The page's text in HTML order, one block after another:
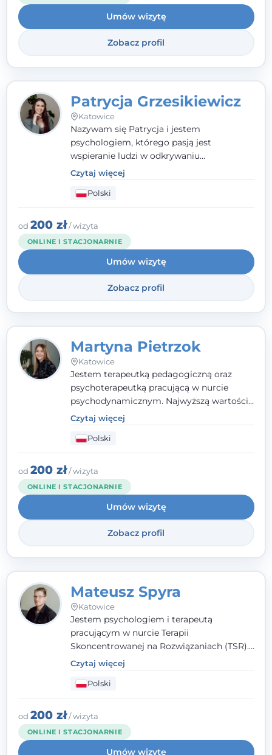
Umów wizytę
Zobacz profil
Patrycja Grzesikiewicz
Katowice
Nazywam się Patrycja i jestem
psychologiem, którego pasją jest
wspieranie ludzi w odkrywaniu
wewnętrznej siły i radzeniu sobie z
codziennymi trudnościami. Pracuję w
nurcie poznawczo-behawioralnym, oferując
indywidualne podejście pełne empatii,
zaufania i wsparcia. Jeśli masz za sobą
trudny czas, jestem tutaj dla Ciebie.
Czytaj więcej
Polski
od 200 zł/ wizyta
ONLINE I STACJONARNIE
Umów wizytę
Zobacz profil
Martyna Pietrzok
Katowice
Jestem terapeutką pedagogiczną oraz
psychoterapeutką pracującą w nurcie
psychodynamicznym. Najwyższą wartością
jest dla mnie bliska, pełna zrozumienia i
zaangażowania relacja z pacjentem. To
właśnie ta oparta na zaufaniu więź staje się
przestrzenią, w której można dotrzeć do
źródła trudności i spojrzeć na nie inaczej
niż dotąd.
Czytaj więcej
Polski
od 200 zł/ wizyta
ONLINE I STACJONARNIE
Umów wizytę
Zobacz profil
Mateusz Spyra
Katowice
Jestem psychologiem i terapeutą
pracującym w nurcie Terapii
Skoncentrowanej na Rozwiązaniach (TSR).
Towarzyszę młodzieży i dorosłym z
empatią, zrozumieniem i bez oceniania.
Daję przestrzeń do bycia sobą, bo wiem, że
w każdym człowieku jest coś wyjątkowego.
Czytaj więcej
Polski
od 200 zł/ wizyta
ONLINE I STACJONARNIE
Umów wizytę